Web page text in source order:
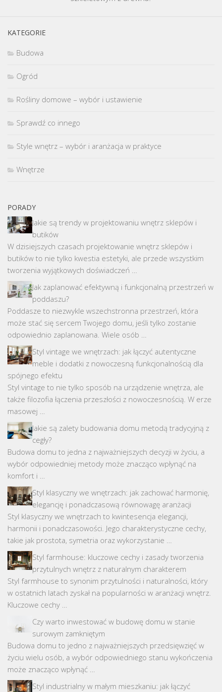
KATEGORIE
Budowa
Ogród
Rośliny domowe – wybór i ustawienie
Sprawdź co innego
Style wnętrz – wybór i aranżacja w praktyce
Wnętrze
PORADY
Jakie są trendy w projektowaniu wnętrz sklepów i
butików
W dzisiejszych czasach projektowanie wnętrz sklepów i
butików to nie tylko kwestia estetyki, ale przede wszystkim
tworzenia wyjątkowych doświadczeń …
Jak zaplanować efektywną i funkcjonalną przestrzeń w
poddaszu?
Poddasze to niezwykle wszechstronna przestrzeń, która
może stać się sercem Twojego domu, jeśli tylko zostanie
odpowiednio zaplanowana. Wiele osób …
Styl vintage we wnętrzach: jak łączyć autentyczne
meble i dodatki z nowoczesną funkcjonalnością dla
spójnego efektu
Styl vintage to nie tylko sposób na urządzenie wnętrza, ale
także filozofia łączenia przeszłości z nowoczesnością. W erze
masowej …
Jakie są zalety budowania domu metodą tradycyjną z
cegły?
Budowa domu to jedna z najważniejszych decyzji w życiu, a
wybór odpowiedniej metody może znacząco wpłynąć na
komfort i …
Styl klasyczny we wnętrzach: jak zachować harmonię,
elegancję i ponadczasową równowagę aranżacji
Styl klasyczny we wnętrzach to kwintesencja elegancji,
harmonii i ponadczasowości. Jego charakterystyczne cechy,
takie jak prostota, symetria oraz wykorzystanie …
Styl farmhouse: kluczowe cechy i zasady tworzenia
przytulnych wnętrz z naturalnym charakterem
Styl farmhouse to synonim przytulności i naturalności, który
w ostatnich latach zyskał na popularności w aranżacji wnętrz.
Kluczowe cechy …
Czy warto inwestować w budowę domu w stanie
surowym zamkniętym
Budowa domu to jedno z najważniejszych przedsięwzięć w
życiu wielu osób, a wybór odpowiedniego stanu wykończenia
może znacząco wpłynąć …
Styl industrialny w małym mieszkaniu: jak łączyć